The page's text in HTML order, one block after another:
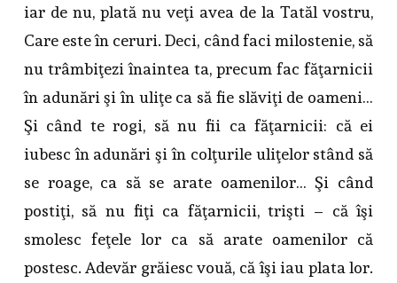
iar de nu, plată nu veţi avea de la Tatăl vostru,
Care este în ceruri. Deci, când faci milostenie, să
nu trâmbiţezi înaintea ta, precum fac făţarnicii
în adunări şi în uliţe ca să fie slăviţi de oameni…
Şi când te rogi, să nu fii ca făţarnicii: că ei
iubesc în adunări şi în colţurile uliţelor stând să
se roage, ca să se arate oamenilor… Şi când
postiţi, să nu fiţi ca făţarnicii, trişti – că îşi
smolesc feţele lor ca să arate oamenilor că
postesc. Adevăr grăiesc vouă, că îşi iau plata lor.